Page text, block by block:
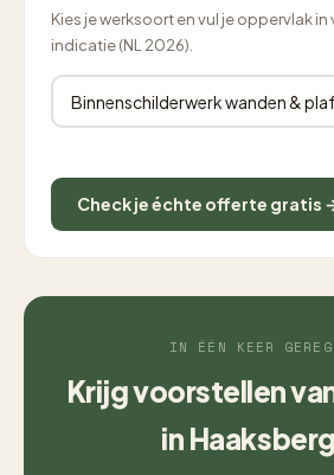
Kies je werksoort en vul je oppervlak
indicatie (NL 2026).
Check je échte offerte gratis
IN ÉÉN KEER
Krijg voorstellen
in